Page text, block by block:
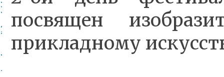
посвящен
прикладному